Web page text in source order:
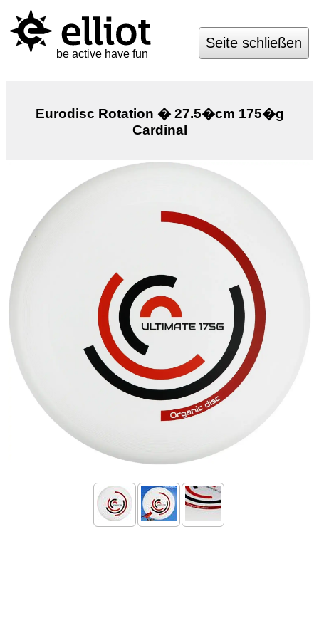
be active have fun
Seite schließen
Eurodisc Rotation � 27.5�cm 175�g
Cardinal